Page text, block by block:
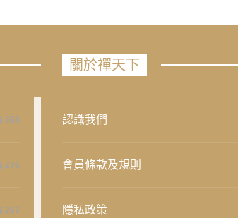
658
276
267
關於禪天下
認識我們
會員條款及規則
隱私政策